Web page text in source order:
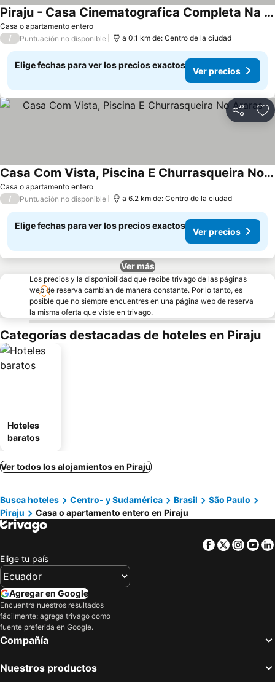
Casa o apartamento entero
Piraju - Casa Cinematografica Completa Na Represa, Pe Na Areia!
Ver precios
/ Puntuación no disponible a 0.1 km de: Centro de la ciudad
Elige fechas para ver los precios exactos
Ver precios
Compartir
Casa o apartamento entero
Casa Com Vista, Piscina E Churrasqueira No Araras
Ver precios
/ Puntuación no disponible a 6.2 km de: Centro de la ciudad
Elige fechas para ver los precios exactos
Ver precios
Ver más
Los precios y la disponibilidad que recibe trivago de las páginas
web de reserva cambian de manera constante. Por lo tanto, es
posible que no siempre encuentres en una página web de reserva
la misma oferta que viste en trivago.
Categorías destacadas de hoteles en Piraju
Hoteles
baratos
Ver todos los alojamientos en Piraju
Busca hoteles Centro- y Sudamérica Brasil
São Paulo
Piraju
Casa o apartamento entero en Piraju
Facebook
Twitter
Elige tu país
Agregar en Google
Encuentra nuestros resultados
fácilmente: agrega trivago como
fuente preferida en Google.
Compañía
Nuestros productos